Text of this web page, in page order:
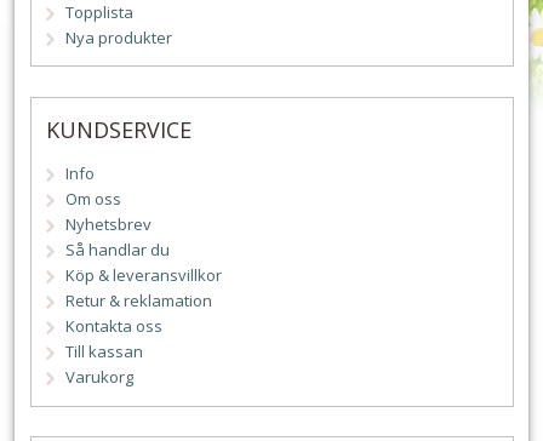
Topplista
Nya produkter
KUNDSERVICE
Info
Om oss
Nyhetsbrev
Så handlar du
Köp & leveransvillkor
Retur & reklamation
Kontakta oss
Till kassan
Varukorg